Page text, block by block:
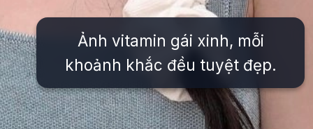
Ảnh vitamin gái xinh, mỗi
khoảnh khắc đều tuyệt đẹp.